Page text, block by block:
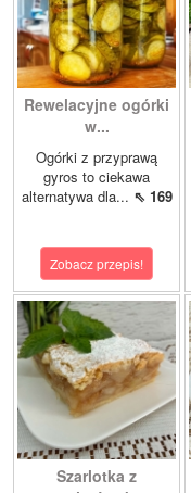
Rewelacyjne ogórki
w...
Ogórki z przyprawą
gyros to ciekawa
alternatywa dla... ⇖ 169
Zobacz przepis!
Szarlotka z